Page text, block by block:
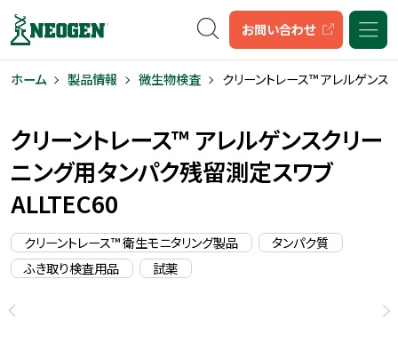
キーワード検索
お問い合わせ
ホーム 製品情報 微生物検査 クリーントレース™ アレルゲン
クリーントレース™ アレルゲンスクリー
ニング用タンパク残留測定スワブ
ALLTEC60
クリーントレース™ 衛生モニタリング製品
タンパク質
ふき取り検査用品
試薬